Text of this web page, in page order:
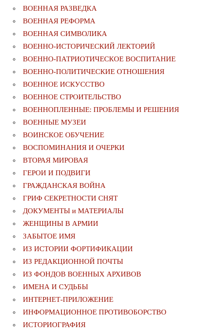
ВОЕННАЯ РАЗВЕДКА
ВОЕННАЯ РЕФОРМА
ВОЕННАЯ СИМВОЛИКА
ВОЕННО-ИСТОРИЧЕСКИЙ ЛЕКТОРИЙ
ВОЕННО-ПАТРИОТИЧЕСКОЕ ВОСПИТАНИЕ
ВОЕННО-ПОЛИТИЧЕСКИE ОТНОШЕНИЯ
ВОЕННОЕ ИСКУССТВО
ВОЕННОЕ СТРОИТЕЛЬСТВО
ВОЕННОПЛЕННЫЕ: ПРОБЛЕМЫ И РЕШЕНИЯ
ВОЕННЫЕ МУЗЕИ
ВОИНСКОЕ ОБУЧЕНИЕ
ВОСПОМИНАНИЯ И ОЧЕРКИ
ВТОРАЯ МИРОВАЯ
ГЕРОИ И ПОДВИГИ
ГРАЖДАНСКАЯ ВОЙНА
ГРИФ СЕКРЕТНОСТИ СНЯТ
ДОКУМЕНТЫ и МАТЕРИАЛЫ
ЖЕНЩИНЫ В АРМИИ
ЗАБЫТОЕ ИМЯ
ИЗ ИСТОРИИ ФОРТИФИКАЦИИ
ИЗ РЕДАКЦИОННОЙ ПОЧТЫ
ИЗ ФОНДОВ ВОЕННЫХ АРХИВОВ
ИМЕНА И СУДЬБЫ
ИНТЕРНЕТ-ПРИЛОЖЕНИЕ
ИНФОРМАЦИОННОЕ ПРОТИВОБОРСТВО
ИСТОРИОГРАФИЯ